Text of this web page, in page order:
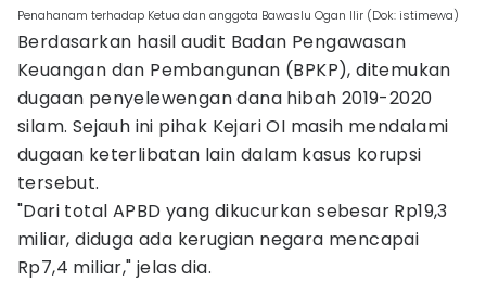
Penahanam terhadap Ketua dan anggota Bawaslu Ogan Ilir (Dok: istimewa)
Berdasarkan hasil audit Badan Pengawasan
Keuangan dan Pembangunan (BPKP), ditemukan
dugaan penyelewengan dana hibah 2019-2020
silam. Sejauh ini pihak Kejari OI masih mendalami
dugaan keterlibatan lain dalam kasus korupsi
tersebut.
"Dari total APBD yang dikucurkan sebesar Rp19,3
miliar, diduga ada kerugian negara mencapai
Rp7,4 miliar," jelas dia.